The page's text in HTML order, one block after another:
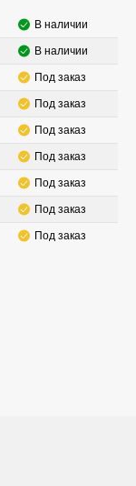
В наличии
В наличии
Под заказ
Под заказ
Под заказ
Под заказ
Под заказ
Под заказ
Под заказ